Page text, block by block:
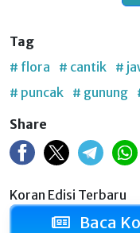
Tag
# flora
# cantik #
# puncak # gunung
Share
Koran Edisi Terbaru
Baca